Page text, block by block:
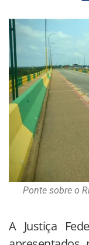
Ponte sobre o
A Justiça